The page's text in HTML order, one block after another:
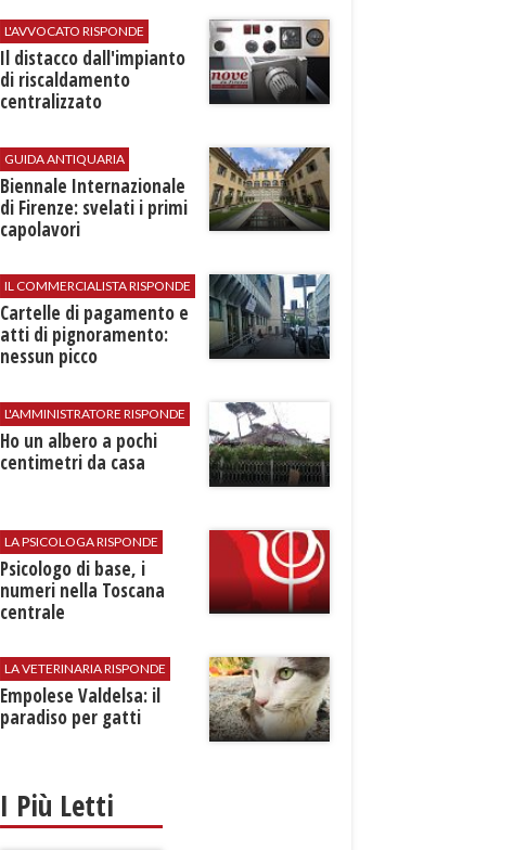
L'AVVOCATO RISPONDE
Il distacco dall'impianto
di riscaldamento
centralizzato
GUIDA ANTIQUARIA
Biennale Internazionale
di Firenze: svelati i primi
capolavori
IL COMMERCIALISTA RISPONDE
Cartelle di pagamento e
atti di pignoramento:
nessun picco
L'AMMINISTRATORE RISPONDE
Ho un albero a pochi
centimetri da casa
LA PSICOLOGA RISPONDE
Psicologo di base, i
numeri nella Toscana
centrale
LA VETERINARIA RISPONDE
Empolese Valdelsa: il
paradiso per gatti
I Più Letti